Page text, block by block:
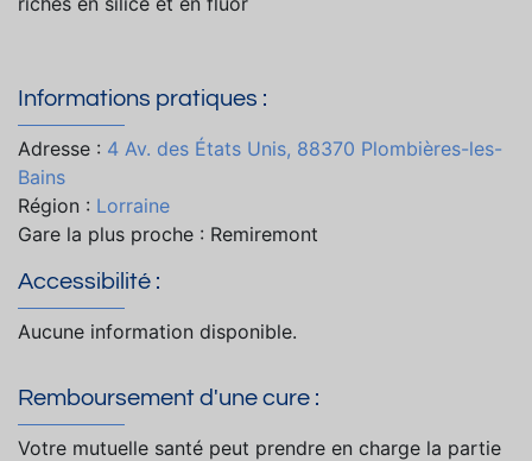
Informations pratiques :
Adresse : 4 Av. des États Unis, 88370 Plombières-les-
Bains
Région : Lorraine
Gare la plus proche : Remiremont
Accessibilité :
Aucune information disponible.
Remboursement d'une cure :
Votre mutuelle santé peut prendre en charge la partie